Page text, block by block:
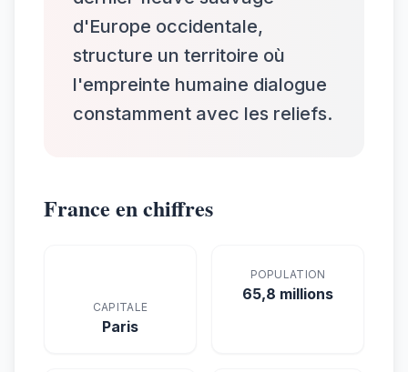
d'Europe occidentale,
structure un territoire où
l'empreinte humaine dialogue
constamment avec les reliefs.
France en chiffres
CAPITALE
Paris
POPULATION
65,8 millions